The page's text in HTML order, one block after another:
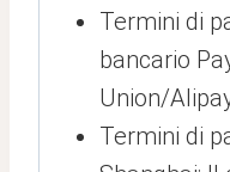
Termini di
bancario
Union/
Termini di